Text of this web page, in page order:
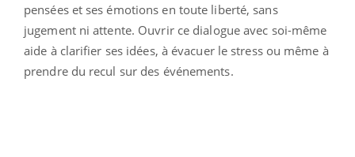
pensées et ses émotions en toute liberté, sans
jugement ni attente. Ouvrir ce dialogue avec soi-même
aide à clarifier ses idées, à évacuer le stress ou même à
prendre du recul sur des événements.